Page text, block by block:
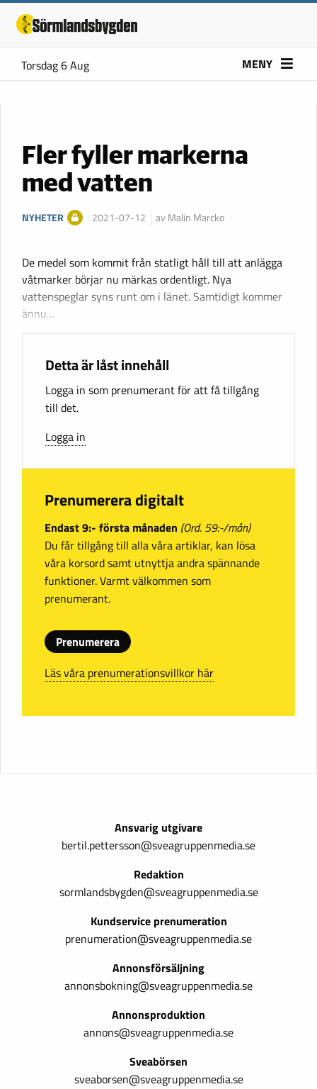
Torsdag 6 Aug MENY
Fler fyller markerna
med vatten
NYHETER 2021-07-12 av Malin Marcko
De medel som kommit från statligt håll till att anlägga
våtmarker börjar nu märkas ordentligt. Nya
vattenspeglar syns runt om i länet. Samtidigt kommer
ännu…
Detta är låst innehåll
Logga in som prenumerant för att få tillgång
till det.
Logga in
Prenumerera digitalt
Endast 9:- första månaden (Ord. 59:-/mån)
Du får tillgång till alla våra artiklar, kan lösa
våra korsord samt utnyttja andra spännande
funktioner. Varmt välkommen som
prenumerant.
Prenumerera
Läs våra prenumerationsvillkor här
Ansvarig utgivare
bertil.pettersson@sveagruppenmedia.se
Redaktion
sormlandsbygden@sveagruppenmedia.se
Kundservice prenumeration
prenumeration@sveagruppenmedia.se
Annonsförsäljning
annonsbokning@sveagruppenmedia.se
Annonsproduktion
annons@sveagruppenmedia.se
Sveabörsen
sveaborsen@sveagruppenmedia.se